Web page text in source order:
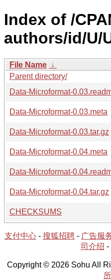
Index of /
authors/id/U/
File Name ↓
Parent directory/
Data-Microformat-
Data-Microformat-0.03.meta
Data-Microformat-0.03.tar.gz
Data-Microformat-0.04.meta
Data-Microformat-
Data-Microformat-0.04.tar.gz
CHECKSUMS
支付中心 - 搜狐招聘 - 广告服
司介绍 -
Copyright © 2026 Sohu All